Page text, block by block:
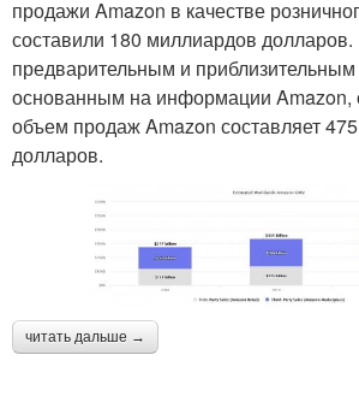
продажи Amazon в качестве
составили 180 миллиардов
предварительным и
основанным на информации Amazon,
объем продаж Amazon составляет
долларов.
читать дальше →